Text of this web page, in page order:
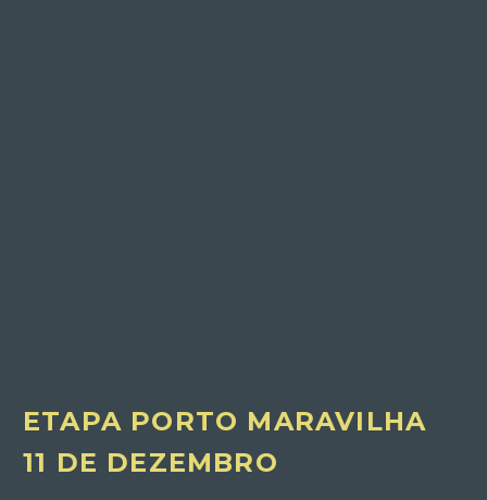
ETAPA PORTO MARAVILHA
11 DE DEZEMBRO